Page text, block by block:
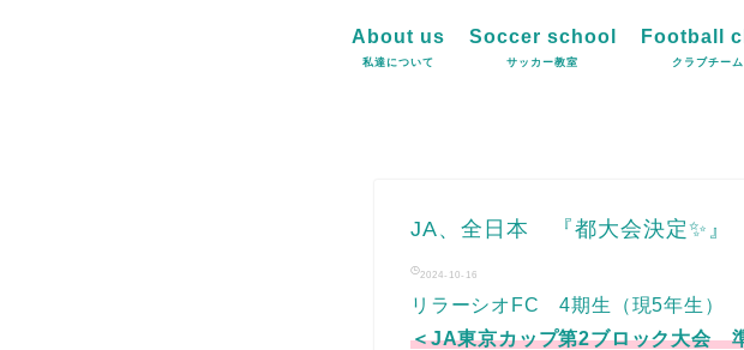
About us
私達について
Soccer school
サッカー教室
Football
クラブチーム
JA、全日本 『都大会決定✨』
2024-10-16
リラーシオFC 4期生（現5年生）
＜JA東京カップ第2ブロック大会